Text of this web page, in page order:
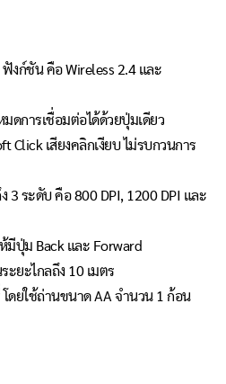
งก์ชัน คือ Wireless 2.4 และ
ดการเชื่อมต่อได้ด้วยปุ่มเดียว
Click เสียงคลิกเงียบ ไม่รบกวนการ
3 ระดับ คือ 800 DPI, 1200 DPI และ
มีปุ่ม Back และ Forward
ะยะไกลถึง 10 เมตร
ดยใช้ถ่านขนาด AA จำนวน 1 ก้อน